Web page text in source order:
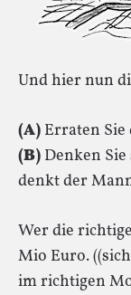
Und hier nun
(A) Erraten
(B) Denken
denkt der
Wer die
Mio Euro.
im richtigen